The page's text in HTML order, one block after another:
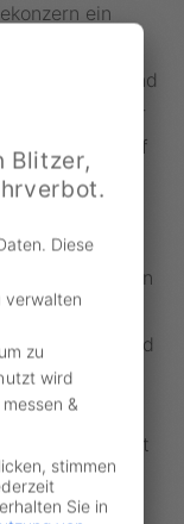
ein
ist. Während
pro kWh oder
neuen Tarif
E-
müssen.
ein Zeichen
niemand
Mit festen
machen
transparent
Elektroauto
Blitzer,
Diese
verwalten
zu
wird
&
stimmen
Sie in